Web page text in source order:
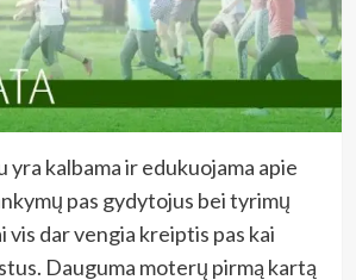
yra kalbama ir edukuojama apie
pas gydytojus bei tyrimų
vis dar vengia kreiptis pas kai
Dauguma moterų pirmą kartą